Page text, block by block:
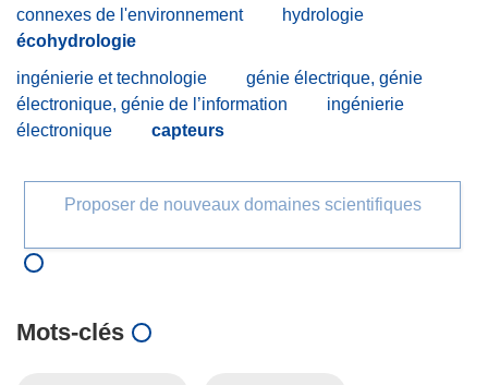
connexes de l'environnement
hydrologie
écohydrologie
ingénierie et technologie
génie électrique, génie
électronique, génie de l’information
ingénierie
électronique
capteurs
Proposer de nouveaux domaines scientifiques
Mots‑clés